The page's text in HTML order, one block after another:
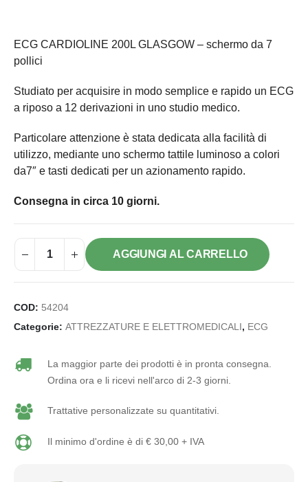
ECG CARDIOLINE 200L GLASGOW – schermo da 7
pollici
Studiato per acquisire in modo semplice e rapido un ECG
a riposo a 12 derivazioni in uno studio medico.
Particolare attenzione è stata dedicata alla facilità di
utilizzo, mediante uno schermo tattile luminoso a colori
da7″ e tasti dedicati per un azionamento rapido.
Consegna in circa 10 giorni.
AGGIUNGI AL CARRELLO
COD: 54204
Categorie: ATTREZZATURE E ELETTROMEDICALI , ECG
La maggior parte dei prodotti è in pronta consegna.
Ordina ora e li ricevi nell'arco di 2-3 giorni.
Trattative personalizzate su quantitativi.
Il minimo d'ordine è di € 30,00 + IVA